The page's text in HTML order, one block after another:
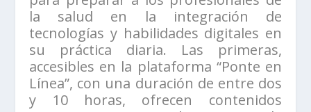
la salud en la integración de
tecnologías y habilidades digitales en
su práctica diaria. Las primeras,
accesibles en la plataforma “Ponte en
Línea”, con una duración de entre dos
y 10 horas, ofrecen contenidos